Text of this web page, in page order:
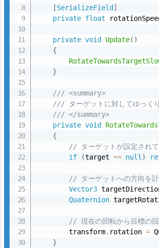
ト
u
e
r
n.
S
e
r
p
メソッドの分割
明確な命名
条件チェックの追加
target
null
target
コメントの追加
private float
{
/// ターゲットに対してゆっくり
/// </summary>
private
void
{
if
(target == null )
Vector3
Quaternion
        transform
.rotation =
[SerializeField ]
private float
private void Update( )
{
}
/// <summary>
/// ターゲットに対してゆっくり
/// </summary>
private void
{
// ターゲットが設定され
if
(target == null )
// ターゲットへの方向を
Vector3
Quaternion
// 現在の回転から目標の回
        transform
. rotation =
}